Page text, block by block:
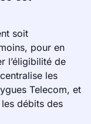
soit
pour en
l’éligibilité de
les
Telecom, et
débits des